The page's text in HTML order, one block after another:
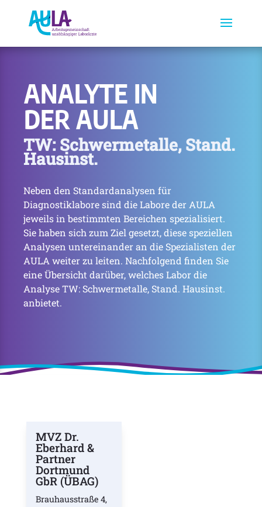
ANALYTE IN
DER AULA
TW: Schwermetalle, Stand.
Hausinst.
Neben den Standardanalysen für
Diagnostiklabore sind die Labore der AULA
jeweils in bestimmten Bereichen spezialisiert.
Sie haben sich zum Ziel gesetzt, diese speziellen
Analysen untereinander an die Spezialisten der
AULA weiter zu leiten. Nachfolgend finden Sie
eine Übersicht darüber, welches Labor die
Analyse TW: Schwermetalle, Stand. Hausinst.
anbietet.
MVZ Dr.
Eberhard &
Partner
Dortmund
GbR (ÜBAG)
Brauhausstraße 4,